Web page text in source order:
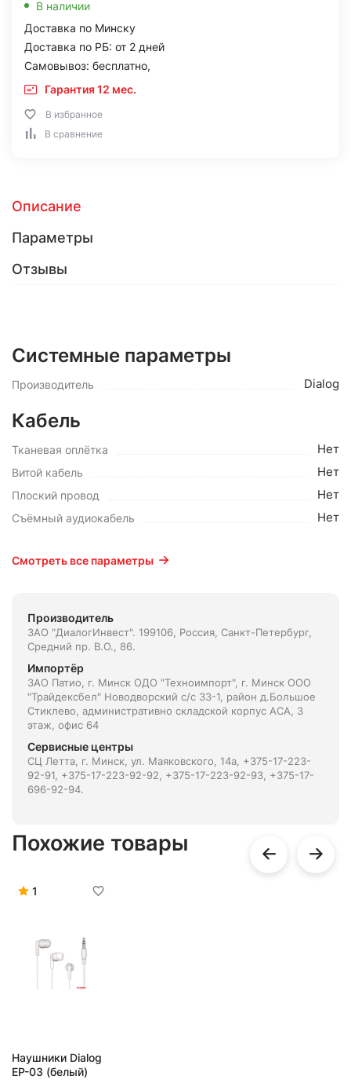
В наличии
Доставка по Минску
Доставка по РБ: от 2 дней
Самовывоз: бесплатно,
Гарантия 12 мес.
В избранное
В сравнение
Описание
Параметры
Отзывы
Системные параметры
Производитель Dialog
Кабель
Тканевая оплётка Нет
Витой кабель Нет
Плоский провод Нет
Съёмный аудиокабель Нет
Смотреть все параметры
Производитель
ЗАО "ДиалогИнвест". 199106, Россия, Санкт-Петербург,
Средний пр. В.О., 86.
Импортёр
ЗАО Патио, г. Минск ОДО "Техноимпорт", г. Минск ООО
"Трайдексбел" Новодворский с/с 33-1, район д.Большое
Стиклево, административно складской корпус АСА, 3
этаж, офис 64
Сервисные центры
СЦ Летта, г. Минск, ул. Маяковского, 14а, +375-17-223-
92-91, +375-17-223-92-92, +375-17-223-92-93, +375-17-
696-92-94.
Похожие товары
1
Наушники Dialog
EP-03 (белый)